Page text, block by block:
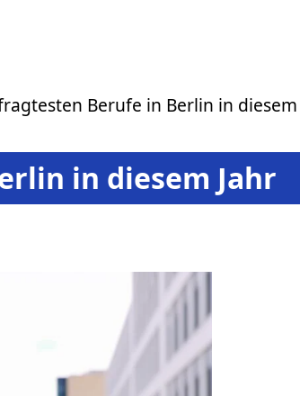
Berufe in Berlin in diesem
in diesem Jahr